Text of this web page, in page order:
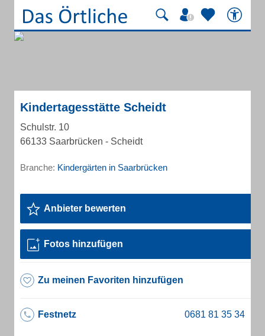
Kindertagesstätte Scheidt
Schulstr. 10
66133 Saarbrücken - Scheidt
Branche: Kindergärten in Saarbrücken
Anbieter bewerten
Fotos hinzufügen
Zu meinen Favoriten hinzufügen
Festnetz